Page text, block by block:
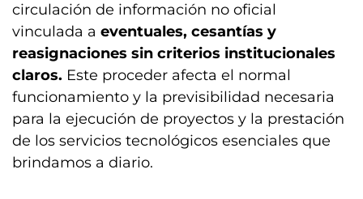
circulación de información no oficial
vinculada a eventuales, cesantías y
reasignaciones sin criterios institucionales
claros. Este proceder afecta el normal
funcionamiento y la previsibilidad necesaria
para la ejecución de proyectos y la prestación
de los servicios tecnológicos esenciales que
brindamos a diario.